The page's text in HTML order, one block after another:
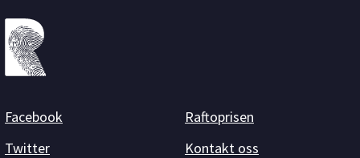
Facebook
Twitter
Raftoprisen
Kontakt oss